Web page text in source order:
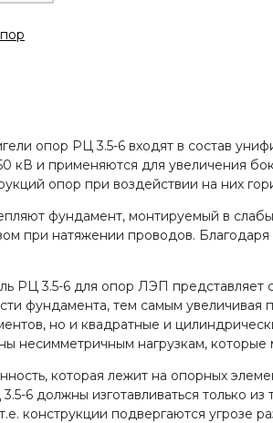
опор РЦ 3.5-6 входят в состав
кВ и применяются для увеличения
опор при воздействии на них
фундамент, монтируемый в
при натяжении проводов.
РЦ 3.5-6 для опор ЛЭП
фундамента, тем самым увеличивая
но и квадратные и
несимметричным нагрузкам, которые
которая лежит на опорных
6 должны изготавливаться только
конструкции подвергаются